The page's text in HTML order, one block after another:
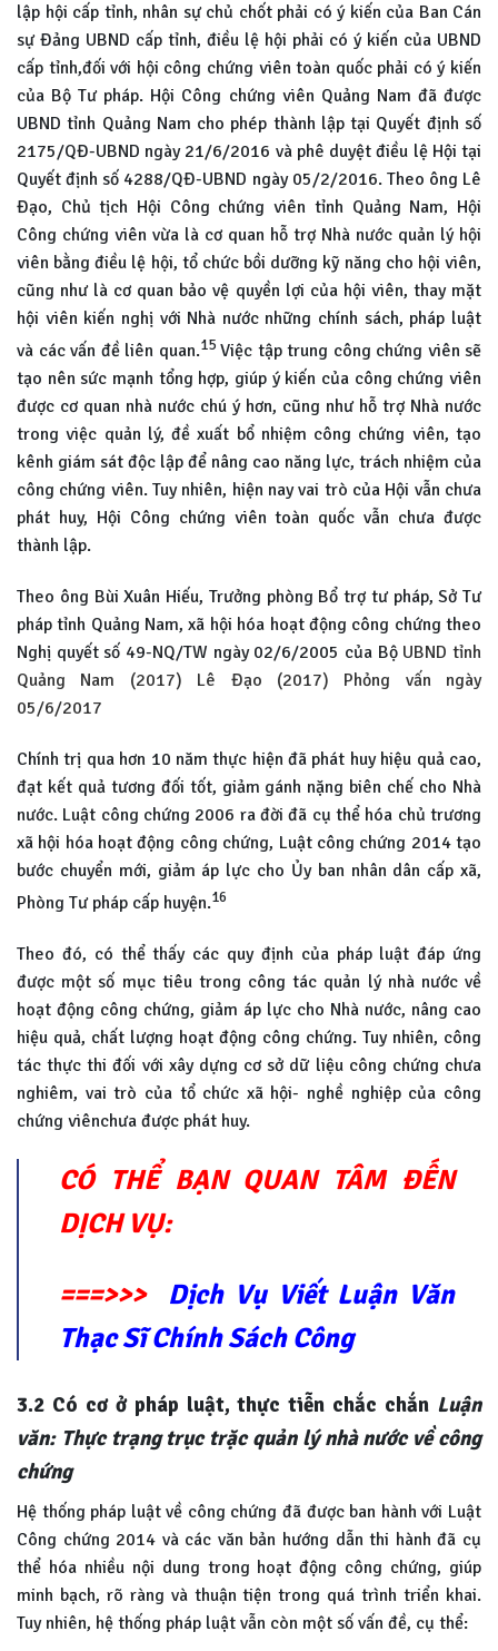
lập hội cấp tỉnh, nhân sự chủ chốt phải có ý kiến của Ban Cán
sự Đảng UBND cấp tỉnh, điều lệ hội phải có ý kiến của UBND
cấp tỉnh,đối với hội công chứng viên toàn quốc phải có ý kiến
của Bộ Tư pháp. Hội Công chứng viên Quảng Nam đã được
UBND tỉnh Quảng Nam cho phép thành lập tại Quyết định số
2175/QĐ-UBND ngày 21/6/2016 và phê duyệt điều lệ Hội tại
Quyết định số 4288/QĐ-UBND ngày 05/2/2016. Theo ông Lê
Đạo, Chủ tịch Hội Công chứng viên tỉnh Quảng Nam, Hội
Công chứng viên vừa là cơ quan hỗ trợ Nhà nước quản lý hội
viên bằng điều lệ hội, tổ chức bồi dưỡng kỹ năng cho hội viên,
cũng như là cơ quan bảo vệ quyền lợi của hội viên, thay mặt
hội viên kiến nghị với Nhà nước những chính sách, pháp luật
và các vấn đề liên quan.15Việc tập trung công chứng viên sẽ
tạo nên sức mạnh tổng hợp, giúp ý kiến của công chứng viên
được cơ quan nhà nước chú ý hơn, cũng như hỗ trợ Nhà nước
trong việc quản lý, đề xuất bổ nhiệm công chứng viên, tạo
kênh giám sát độc lập để nâng cao năng lực, trách nhiệm của
công chứng viên. Tuy nhiên, hiện nay vai trò của Hội vẫn chưa
phát huy, Hội Công chứng viên toàn quốc vẫn chưa được
thành lập.
Theo ông Bùi Xuân Hiếu, Trưởng phòng Bổ trợ tư pháp, Sở Tư
pháp tỉnh Quảng Nam, xã hội hóa hoạt động công chứng theo
Nghị quyết số 49-NQ/TW ngày 02/6/2005 của Bộ UBND tỉnh
Quảng Nam (2017) Lê Đạo (2017) Phỏng vấn ngày
05/6/2017
Chính trị qua hơn 10 năm thực hiện đã phát huy hiệu quả cao,
đạt kết quả tương đối tốt, giảm gánh nặng biên chế cho Nhà
nước. Luật công chứng 2006 ra đời đã cụ thể hóa chủ trương
xã hội hóa hoạt động công chứng, Luật công chứng 2014 tạo
bước chuyển mới, giảm áp lực cho Ủy ban nhân dân cấp xã,
Phòng Tư pháp cấp huyện.16
Theo đó, có thể thấy các quy định của pháp luật đáp ứng
được một số mục tiêu trong công tác quản lý nhà nước về
hoạt động công chứng, giảm áp lực cho Nhà nước, nâng cao
hiệu quả, chất lượng hoạt động công chứng. Tuy nhiên, công
tác thực thi đối với xây dựng cơ sở dữ liệu công chứng chưa
nghiêm, vai trò của tổ chức xã hội- nghề nghiệp của công
chứng viênchưa được phát huy.
CÓ THỂ BẠN QUAN TÂM ĐẾN
DỊCH VỤ:
===>>>
Dịch Vụ Viết Luận Văn
Thạc Sĩ Chính Sách Công
3.2 Có cơ ở pháp luật, thực tiễn chắc chắn Luận
văn: Thực trạng trục trặc quản lý nhà nước về công
chứng
Hệ thống pháp luật về công chứng đã được ban hành với Luật
Công chứng 2014 và các văn bản hướng dẫn thi hành đã cụ
thể hóa nhiều nội dung trong hoạt động công chứng, giúp
minh bạch, rõ ràng và thuận tiện trong quá trình triển khai.
Tuy nhiên, hệ thống pháp luật vẫn còn một số vấn đề, cụ thể: